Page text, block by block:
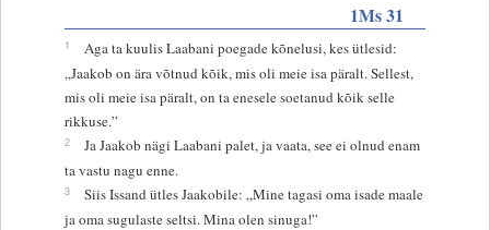
1Ms 31
1
Aga ta kuulis Laabani poegade kõnelusi, kes ütlesid:
„Jaakob on ära võtnud kõik, mis oli meie isa päralt. Sellest,
mis oli meie isa päralt, on ta enesele soetanud kõik selle
rikkuse.”
2
Ja Jaakob nägi Laabani palet, ja vaata, see ei olnud enam
ta vastu nagu enne.
3
Siis Issand ütles Jaakobile: „Mine tagasi oma isade maale
ja oma sugulaste seltsi. Mina olen sinuga!”